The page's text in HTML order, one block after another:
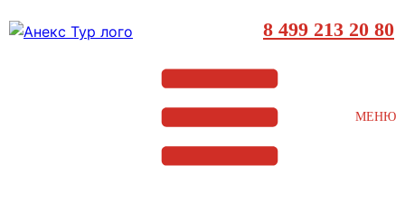
8 499 213 20 80
МЕНЮ